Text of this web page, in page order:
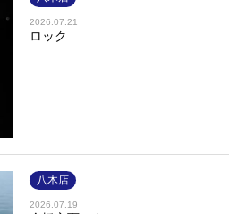
2026.07.21
ロック
八木店
2026.07.19